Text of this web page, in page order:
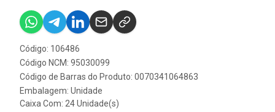
Código: 106486
Código NCM: 95030099
Código de Barras do Produto: 0070341064863
Embalagem: Unidade
Caixa Com: 24 Unidade(s)